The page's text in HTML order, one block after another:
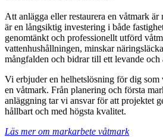
Att anlägga eller restaurera en våtmark
är en långsiktig investering i både
genomtänkt och professionellt utförd
vattenhushållningen, minskar
mångfalden och bidrar till ett levande och
Vi erbjuder en helhetslösning för dig som
en våtmark. Från planering och första
anläggning tar vi ansvar för att projektet
hållbart och med högsta kvalitet.
Läs mer om markarbete våtmark